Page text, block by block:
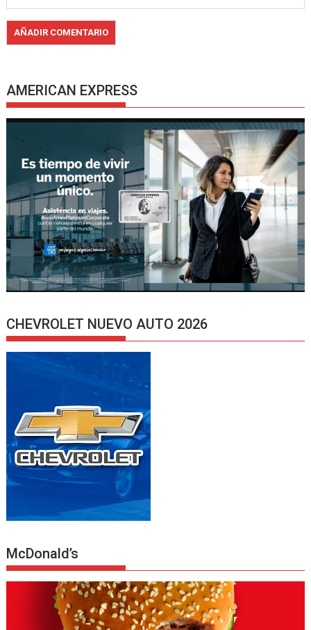
AMERICAN EXPRESS
CHEVROLET NUEVO AUTO 2026
McDonald’s